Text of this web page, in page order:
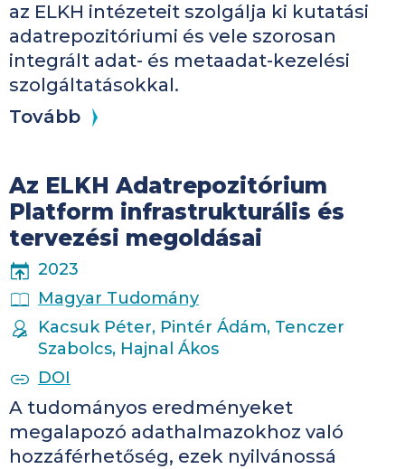
az ELKH intézeteit szolgálja ki kutatási
adatrepozitóriumi és vele szorosan
integrált adat- és metaadat-kezelési
szolgáltatásokkal.
Tovább
Az ELKH Adatrepozitórium
Platform infrastrukturális és
tervezési megoldásai
PUBLICATION YEAR
2023
PUBLICATION PLACE
Magyar Tudomány
AUTHORS
Kacsuk Péter, Pintér Ádám, Tenczer
Szabolcs, Hajnal Ákos
PUBLICATION IDENTIFIERS
DOI
​A tudományos eredményeket
megalapozó adathalmazokhoz való
hozzáférhetőség, ezek nyilvánossá